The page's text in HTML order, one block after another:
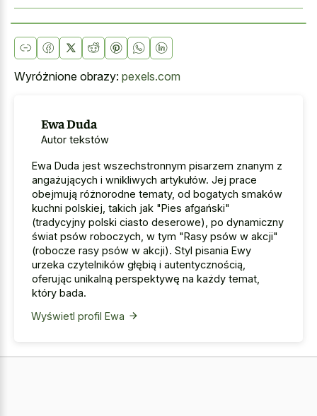
Wyróżnione obrazy: pexels.com
Ewa Duda
Autor tekstów
Ewa Duda jest wszechstronnym pisarzem znanym z
angażujących i wnikliwych artykułów. Jej prace
obejmują różnorodne tematy, od bogatych smaków
kuchni polskiej, takich jak "Pies afgański"
(tradycyjny polski ciasto deserowe), po dynamiczny
świat psów roboczych, w tym "Rasy psów w akcji"
(robocze rasy psów w akcji). Styl pisania Ewy
urzeka czytelników głębią i autentycznością,
oferując unikalną perspektywę na każdy temat,
który bada.
Wyświetl profil Ewa